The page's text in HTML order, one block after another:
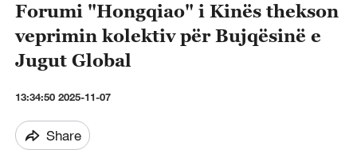
Forumi "Hongqiao" i Kinës thekson
veprimin kolektiv për Bujqësinë e
Jugut Global
13:34:50 2025-11-07
Share